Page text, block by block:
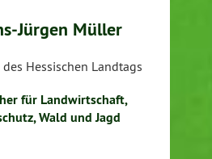
Jürgen Müller
Hessischen Landtags
für Landwirtschaft,
Wald und Jagd